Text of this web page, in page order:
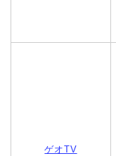
ゲオTV